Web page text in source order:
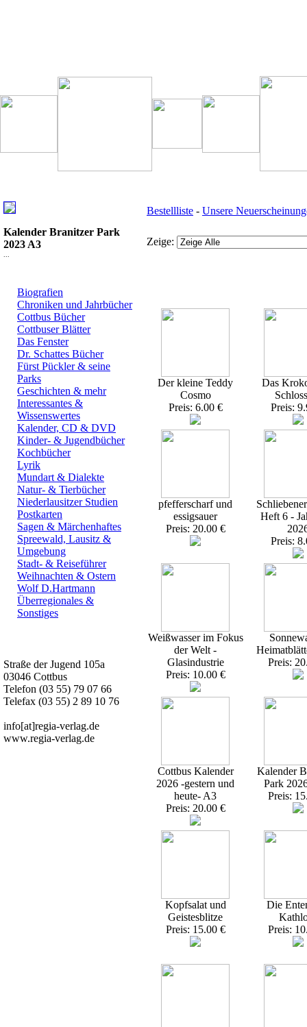
Kalender Branitzer Park
2023 A3
Biografien
Chroniken und Jahrbücher
Cottbus Bücher
Cottbuser Blätter
Das Fenster
Dr. Schattes Bücher
Fürst Pückler & seine
Parks
Geschichten & mehr
Interessantes &
Wissenswertes
Kalender, CD & DVD
Kinder- & Jugendbücher
Kochbücher
Lyrik
Mundart & Dialekte
Natur- & Tierbücher
Niederlausitzer Studien
Postkarten
Sagen & Märchenhaftes
Spreewald, Lausitz &
Umgebung
Stadt- & Reiseführer
Weihnachten & Ostern
Wolf D.Hartmann
Überregionales &
Sonstiges
Straße der Jugend 105a
03046 Cottbus
Telefon (03 55) 79 07 66
Telefax (03 55) 2 89 10 76
info[at]regia-verlag.de
www.regia-verlag.de
Bestellliste - Unsere
Zeige:
Der kleine Teddy
Cosmo
Preis: 6.00 €
Das
Preis:
pfefferscharf und
essigsauer
Preis: 20.00 €
Heft 6 -
Preis:
Weißwasser im Fokus
der Welt -
Glasindustrie
Preis: 10.00 €
Preis:
Cottbus Kalender
2026 -gestern und
heute- A3
Preis: 20.00 €
Kalender
Park
Preis:
Kopfsalat und
Geistesblitze
Preis: 15.00 €
Die
Preis: